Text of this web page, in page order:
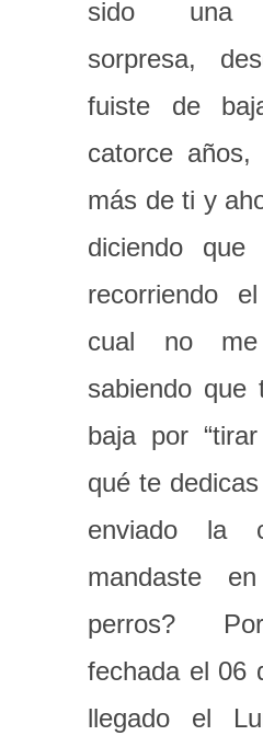
sido una
sorpresa,
fuiste de
catorce años,
más de ti y
diciendo que
recorriendo
cual no me
sabiendo que
baja por
qué te
enviado la
mandaste
perros?
fechada el 06
llegado el